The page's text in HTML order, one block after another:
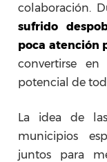
colaboración.
sufrido
poca atención
convertirse
potencial de
La idea de
municipios
juntos para